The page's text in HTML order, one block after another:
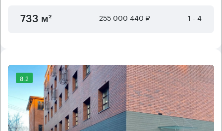
733 м² 255 000 440 ₽ 1 - 4
8.2